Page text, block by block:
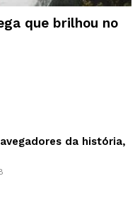
que brilhou no
da história,